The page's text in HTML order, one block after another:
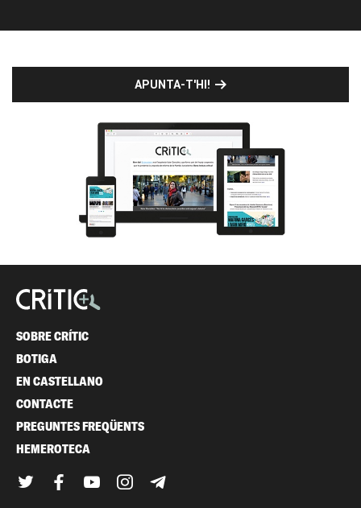
APUNTA-T'HI!
SOBRE CRÍTIC
BOTIGA
EN CASTELLANO
CONTACTE
PREGUNTES FREQÜENTS
HEMEROTECA
TwitterFacebook
YouTubeInstagram